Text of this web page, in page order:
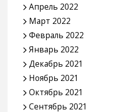
Апрель 2022
Март 2022
Февраль 2022
Январь 2022
Декабрь 2021
Ноябрь 2021
Октябрь 2021
Сентябрь 2021